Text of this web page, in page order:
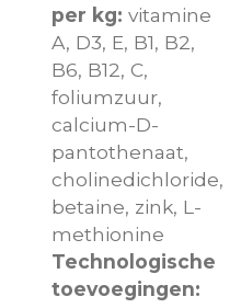
per kg: vitamine
A, D3, E, B1, B2,
B6, B12, C,
foliumzuur,
calcium-D-
pantothenaat,
cholinedichloride,
betaine, zink, L-
methionine
Technologische
toevoegingen: